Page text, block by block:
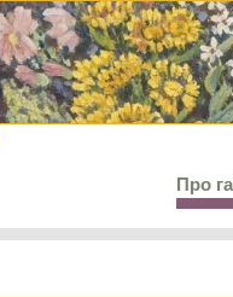
Про